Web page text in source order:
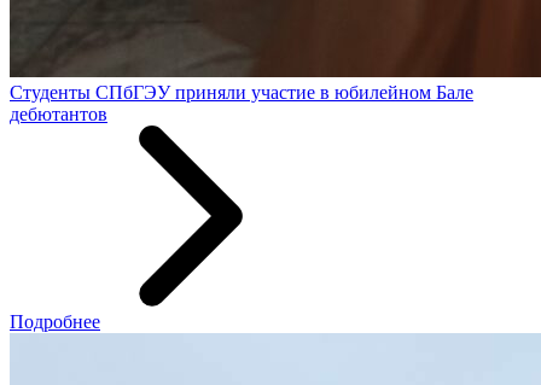
Студенты СПбГЭУ приняли участие в юбилейном Бале
дебютантов
Подробнее